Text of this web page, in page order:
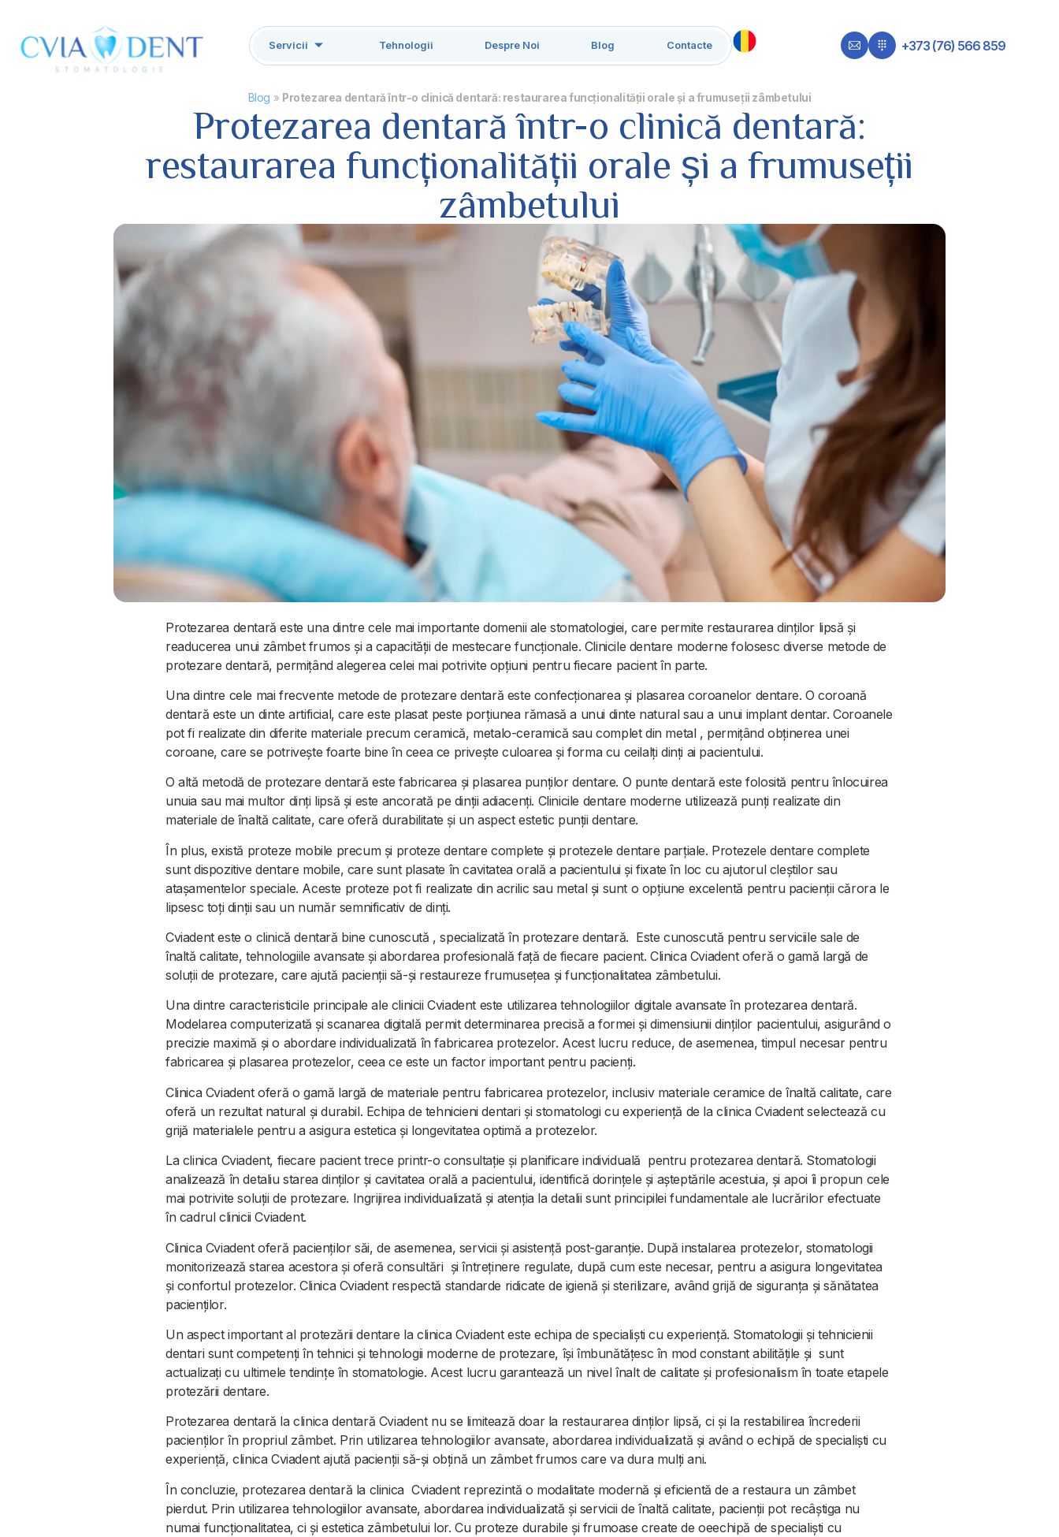
Servicii Tehnologii Despre Noi Blog Contacte +373 (76) 566 859
Blog » Protezarea dentară într-o clinică dentară: restaurarea funcționalității orale și a frumuseții zâmbetului
Protezarea dentară într-o clinică dentară:
restaurarea funcționalității orale și a frumuseții
zâmbetului
Protezarea dentară este una dintre cele mai importante domenii ale stomatologiei, care permite restaurarea dinților lipsă și
readucerea unui zâmbet frumos și a capacității de mestecare funcționale. Clinicile dentare moderne folosesc diverse metode de
protezare dentară, permițând alegerea celei mai potrivite opțiuni pentru fiecare pacient în parte.
Una dintre cele mai frecvente metode de protezare dentară este confecționarea și plasarea coroanelor dentare. O coroană
dentară este un dinte artificial, care este plasat peste porțiunea rămasă a unui dinte natural sau a unui implant dentar. Coroanele
pot fi realizate din diferite materiale precum ceramică, metalo-ceramică sau complet din metal , permițând obținerea unei
coroane, care se potrivește foarte bine în ceea ce privește culoarea și forma cu ceilalți dinți ai pacientului.
O altă metodă de protezare dentară este fabricarea și plasarea punților dentare. O punte dentară este folosită pentru înlocuirea
unuia sau mai multor dinți lipsă și este ancorată pe dinții adiacenți. Clinicile dentare moderne utilizează punți realizate din
materiale de înaltă calitate, care oferă durabilitate și un aspect estetic punții dentare.
În plus, există proteze mobile precum și proteze dentare complete și protezele dentare parțiale. Protezele dentare complete
sunt dispozitive dentare mobile, care sunt plasate în cavitatea orală a pacientului și fixate în loc cu ajutorul cleștilor sau
atașamentelor speciale. Aceste proteze pot fi realizate din acrilic sau metal și sunt o opțiune excelentă pentru pacienții cărora le
lipsesc toți dinții sau un număr semnificativ de dinți.
Cviadent este o clinică dentară bine cunoscută , specializată în protezare dentară. Este cunoscută pentru serviciile sale de
înaltă calitate, tehnologiile avansate și abordarea profesională față de fiecare pacient. Clinica Cviadent oferă o gamă largă de
soluții de protezare, care ajută pacienții să-și restaureze frumusețea și funcționalitatea zâmbetului.
Una dintre caracteristicile principale ale clinicii Cviadent este utilizarea tehnologiilor digitale avansate în protezarea dentară.
Modelarea computerizată și scanarea digitală permit determinarea precisă a formei și dimensiunii dinților pacientului, asigurând o
precizie maximă și o abordare individualizată în fabricarea protezelor. Acest lucru reduce, de asemenea, timpul necesar pentru
fabricarea și plasarea protezelor, ceea ce este un factor important pentru pacienți.
Clinica Cviadent oferă o gamă largă de materiale pentru fabricarea protezelor, inclusiv materiale ceramice de înaltă calitate, care
oferă un rezultat natural și durabil. Echipa de tehnicieni dentari și stomatologi cu experiență de la clinica Cviadent selectează cu
grijă materialele pentru a asigura estetica și longevitatea optimă a protezelor.
La clinica Cviadent, fiecare pacient trece printr-o consultație și planificare individuală pentru protezarea dentară. Stomatologii
analizează în detaliu starea dinților și cavitatea orală a pacientului, identifică dorințele și așteptările acestuia, și apoi îi propun cele
mai potrivite soluții de protezare. Ingrijirea individualizată și atenția la detalii sunt principilei fundamentale ale lucrărilor efectuate
în cadrul clinicii Cviadent.
Clinica Cviadent oferă pacienților săi, de asemenea, servicii și asistență post-garanție. După instalarea protezelor, stomatologii
monitorizează starea acestora și oferă consultări și întreținere regulate, după cum este necesar, pentru a asigura longevitatea
și confortul protezelor. Clinica Cviadent respectă standarde ridicate de igienă și sterilizare, având grijă de siguranța și sănătatea
pacienților.
Un aspect important al protezării dentare la clinica Cviadent este echipa de specialiști cu experiență. Stomatologii și tehnicienii
dentari sunt competenți în tehnici și tehnologii moderne de protezare, își îmbunătățesc în mod constant abilitățile și sunt
actualizați cu ultimele tendințe în stomatologie. Acest lucru garantează un nivel înalt de calitate și profesionalism în toate etapele
protezării dentare.
Protezarea dentară la clinica dentară Cviadent nu se limitează doar la restaurarea dinților lipsă, ci și la restabilirea încrederii
pacienților în propriul zâmbet. Prin utilizarea tehnologiilor avansate, abordarea individualizată și având o echipă de specialiști cu
experiență, clinica Cviadent ajută pacienții să-și obțină un zâmbet frumos care va dura mulți ani.
În concluzie, protezarea dentară la clinica Cviadent reprezintă o modalitate modernă și eficientă de a restaura un zâmbet
pierdut. Prin utilizarea tehnologiilor avansate, abordarea individualizată și servicii de înaltă calitate, pacienții pot recâștiga nu
numai funcționalitatea, ci și estetica zâmbetului lor. Cu proteze durabile și frumoase create de oeechipă de specialiști cu